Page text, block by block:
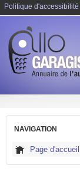
Politique d'accessibilité
NAVIGATION
Page d'accueil